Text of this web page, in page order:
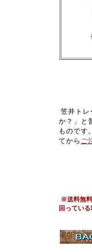
笠井トレ
か？」と
ものです
てから ご
※送料無
回ってい